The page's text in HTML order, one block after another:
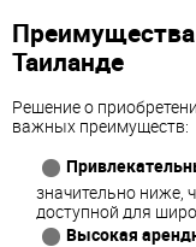
Таиланде
Решение о
важных преимуществ:
значительно ниже,
доступной для
Высокая